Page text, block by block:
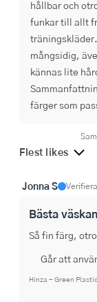
hållbar och
funkar till allt
mångsidig,
kännas lite
färger som
Flest likes
Jonna S
Bästa väskan
Så fin färg,
Går att
Hinza - Green